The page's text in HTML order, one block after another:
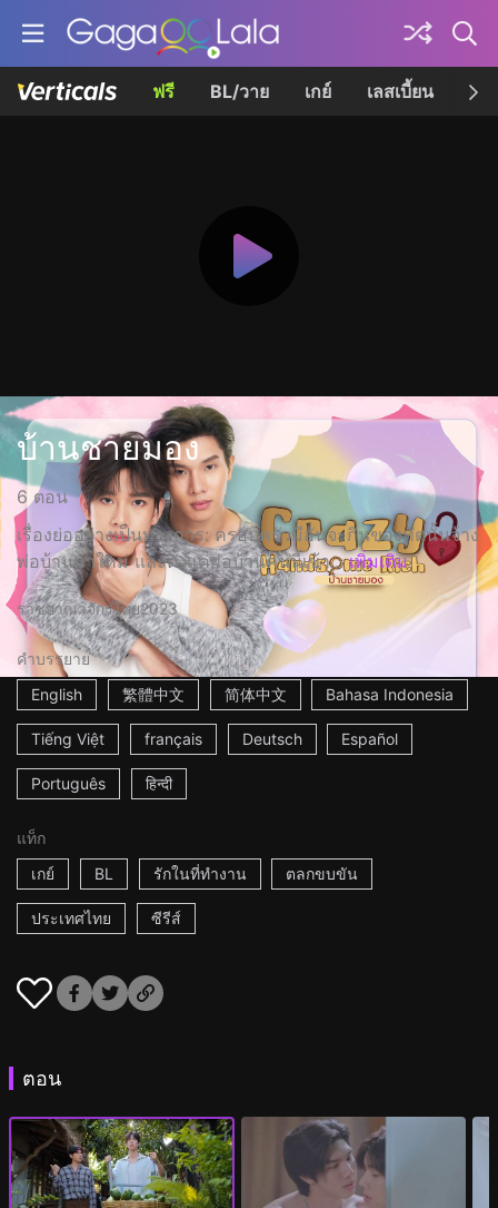
ฟรี BL/วาย เกย์ เลสเบี้ยน เค
บ้านชายมอง
6 ตอน
เรื่องย่ออย่างเป็นทางการ: ครอบครัวมีอันจะกินของทัตนั้นจ้าง
พ่อบ้านมาใหม่ และตั้งแต่พ่อบ้านคนนี้เข้า... เพิ่มเติม
ราชอาณาจักรไทย2023
คำบรรยาย
English
繁體中文 简体中文 Bahasa Indonesia
Tiếng Việt français Deutsch Español
Português हिन्दी
แท็ก
เกย์
BL รักในที่ทำงาน ตลกขบขัน
ประเทศไทย ซีรีส์
ตอน